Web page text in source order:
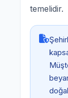
temelidir.